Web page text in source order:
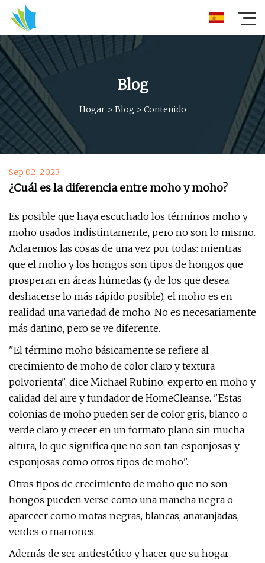
Blog
Hogar> Blog > Contenido
Sep 02, 2023
¿Cuál es la diferencia entre moho y moho?
Es posible que haya escuchado los términos moho y
moho usados ​​indistintamente, pero no son lo mismo.
Aclaremos las cosas de una vez por todas: mientras
que el moho y los hongos son tipos de hongos que
prosperan en áreas húmedas (y de los que desea
deshacerse lo más rápido posible), el moho es en
realidad una variedad de moho. No es necesariamente
más dañino, pero se ve diferente.
"El término moho básicamente se refiere al
crecimiento de moho de color claro y textura
polvorienta", dice Michael Rubino, experto en moho y
calidad del aire y fundador de HomeCleanse. "Estas
colonias de moho pueden ser de color gris, blanco o
verde claro y crecer en un formato plano sin mucha
altura, lo que significa que no son tan esponjosas y
esponjosas como otros tipos de moho".
Otros tipos de crecimiento de moho que no son
hongos pueden verse como una mancha negra o
aparecer como motas negras, blancas, anaranjadas,
verdes o marrones.
Además de ser antiestético y hacer que su hogar